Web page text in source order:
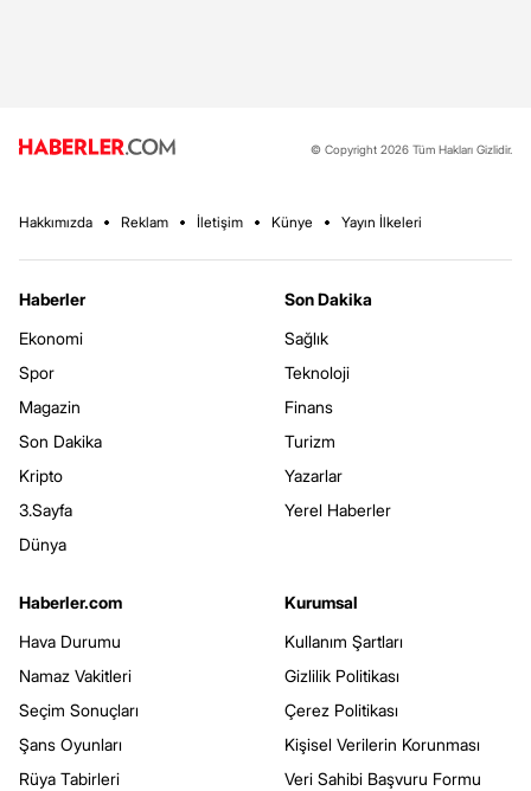
© Copyright 2026 Tüm Hakları Gizlidir.
Hakkımızda Reklam İletişim Künye Yayın İlkeleri
Haberler
Ekonomi
Spor
Magazin
Son Dakika
Kripto
3.Sayfa
Dünya
Son Dakika
Sağlık
Teknoloji
Finans
Turizm
Yazarlar
Yerel Haberler
Haberler.com
Hava Durumu
Namaz Vakitleri
Seçim Sonuçları
Şans Oyunları
Rüya Tabirleri
Kurumsal
Kullanım Şartları
Gizlilik Politikası
Çerez Politikası
Kişisel Verilerin Korunması
Veri Sahibi Başvuru Formu